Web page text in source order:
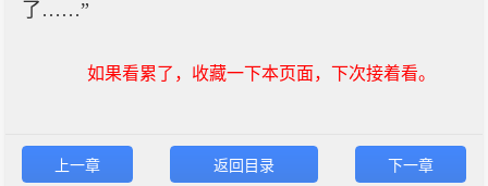
了……”
如果看累了，收藏一下本页面，下次接着看。
上一章 返回目录 下一章